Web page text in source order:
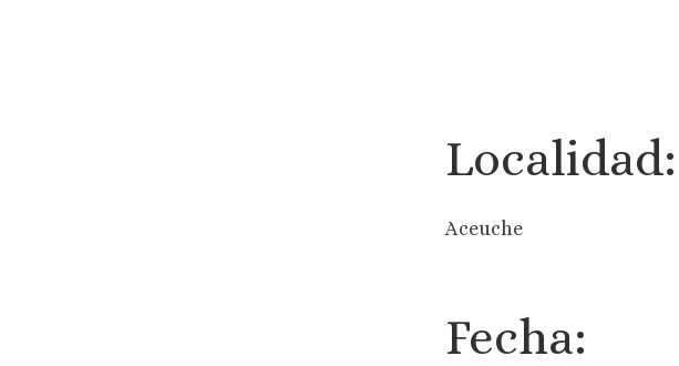
Localidad:
Aceuche
Fecha: